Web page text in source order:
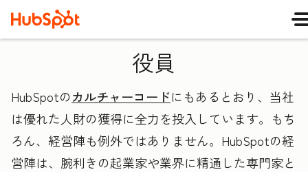
役員
HubSpotのカルチャーコードにもあるとおり、当社
は優れた人財の獲得に全力を投入しています。もち
ろん、経営陣も例外ではありません。HubSpotの経
営陣は、腕利きの起業家や業界に精通した専門家と